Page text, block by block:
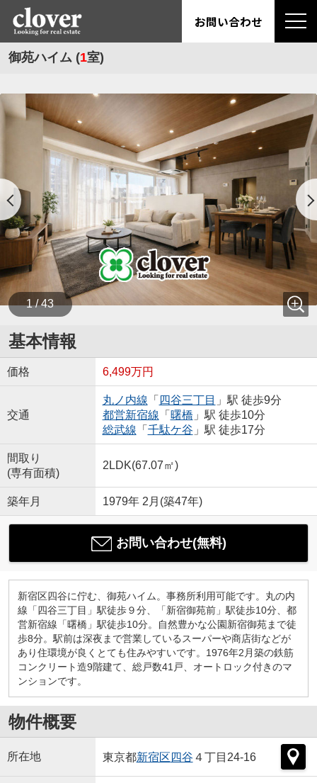
お問い合わせ
御苑ハイム (1室)
1 / 43
基本情報
価格 6,499万円
交通
丸ノ内線 「 四谷三丁目 」駅 徒歩9分
都営新宿線 「 曙橋 」駅 徒歩10分
総武線 「 千駄ケ谷 」駅 徒歩17分
間取り
(専有面積)
2LDK(67.07㎡)
築年月 1979年 2月(築47年)
お問い合わせ(無料)
新宿区四谷に佇む、御苑ハイム。事務所利用可能です。丸の内
線「四谷三丁目」駅徒歩９分、「新宿御苑前」駅徒歩10分、都
営新宿線「曙橋」駅徒歩10分。自然豊かな公園新宿御苑まで徒
歩8分。駅前は深夜まで営業しているスーパーや商店街などが
あり住環境が良くとても住みやすいです。1976年2月築の鉄筋
コンクリート造9階建て、総戸数41戸、オートロック付きのマ
ンションです。
物件概要
所在地 東京都新宿区 四谷 ４丁目24-16